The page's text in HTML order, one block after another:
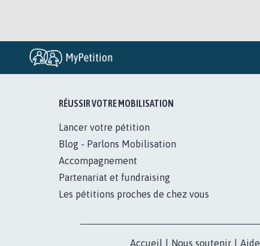
RÉUSSIR VOTRE MOBILISATION
Lancer votre pétition
Blog - Parlons Mobilisation
Accompagnement
Partenariat et fundraising
Les pétitions proches de chez vous
Accueil Nous soutenir Aide